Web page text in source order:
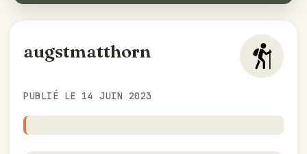
augstmatthorn
PUBLIÉ LE 14 JUIN 2023